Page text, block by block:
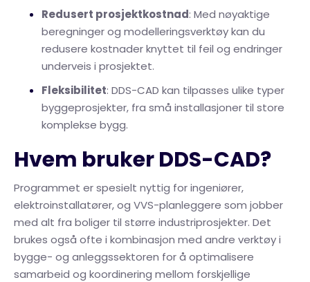
Redusert prosjektkostnad: Med nøyaktige
beregninger og modelleringsverktøy kan du
redusere kostnader knyttet til feil og endringer
underveis i prosjektet.
Fleksibilitet: DDS-CAD kan tilpasses ulike typer
byggeprosjekter, fra små installasjoner til store
komplekse bygg.
Hvem bruker DDS-CAD?
Programmet er spesielt nyttig for ingeniører,
elektroinstallatører, og VVS-planleggere som jobber
med alt fra boliger til større industriprosjekter. Det
brukes også ofte i kombinasjon med andre verktøy i
bygge- og anleggssektoren for å optimalisere
samarbeid og koordinering mellom forskjellige